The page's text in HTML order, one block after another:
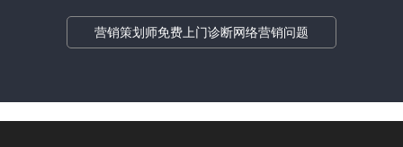
营销策划师免费上门诊断网络营销问题